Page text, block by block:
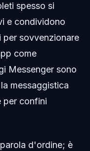
spesso si
e condividono
per sovvenzionare
come
Messenger sono
messaggistica
per confini
d'ordine; è